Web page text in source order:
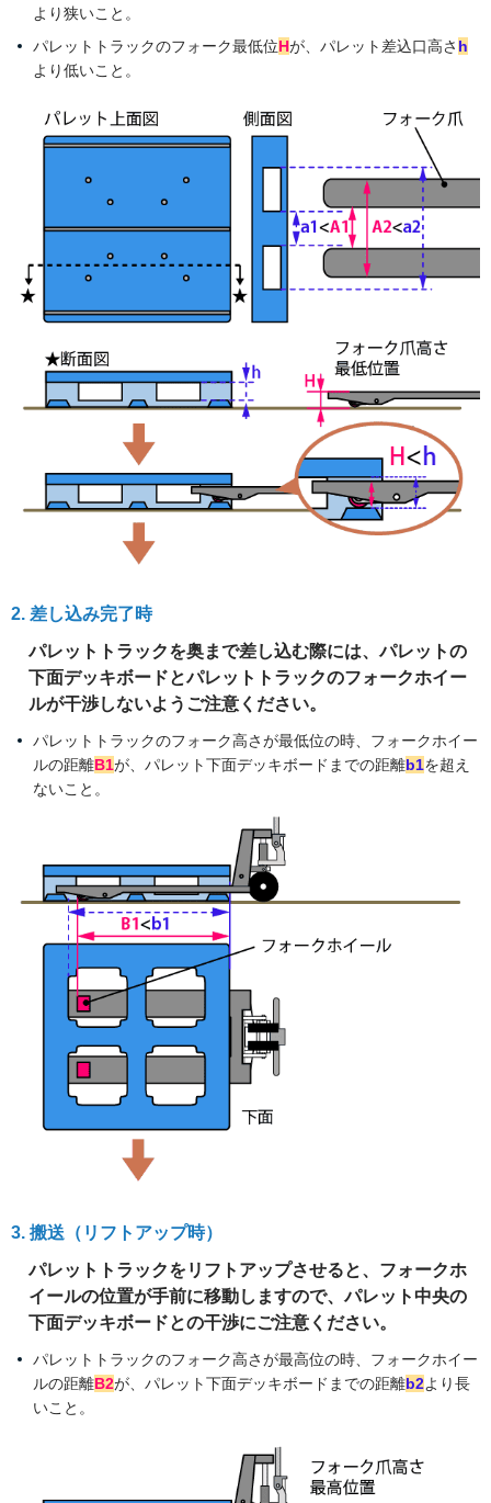
より狭いこと。
パレットトラックのフォーク最低位Hが、パレット差込口高さ h
より低いこと。
2. 差し込み完了時
パレットトラックを奥まで差し込む際には、パレットの
下面デッキボードとパレットトラックのフォークホイー
ルが干渉しないようご注意ください。
パレットトラックのフォーク高さが最低位の時、フォークホイー
ルの距離B1が、パレット下面デッキボードまでの距離b1を超え
ないこと。
3. 搬送（リフトアップ時）
パレットトラックをリフトアップさせると、フォークホ
イールの位置が手前に移動しますので、パレット中央の
下面デッキボードとの干渉にご注意ください。
パレットトラックのフォーク高さが最高位の時、フォークホイー
ルの距離B2が、パレット下面デッキボードまでの距離b2より長
いこと。